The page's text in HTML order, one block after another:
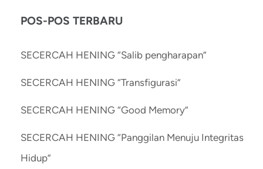
POS-POS TERBARU
SECERCAH HENING “Salib pengharapan”
SECERCAH HENING “Transfigurasi”
SECERCAH HENING “Good Memory”
SECERCAH HENING “Panggilan Menuju Integritas
Hidup”